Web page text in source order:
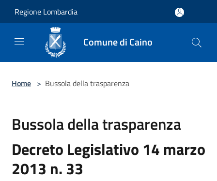
Regione Lombardia
Comune di Caino
Home > Bussola della trasparenza
Bussola della trasparenza
Decreto Legislativo 14 marzo
2013 n. 33